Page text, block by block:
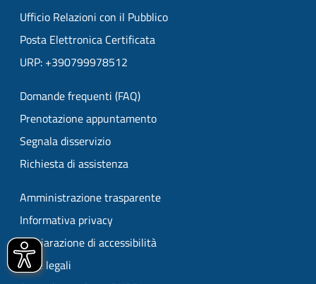
Ufficio Relazioni con il Pubblico
Posta Elettronica Certificata
URP: +390799978512
Domande frequenti (FAQ)
Prenotazione appuntamento
Segnala disservizio
Richiesta di assistenza
Amministrazione trasparente
Informativa privacy
Dichiarazione di accessibilità
Note legali